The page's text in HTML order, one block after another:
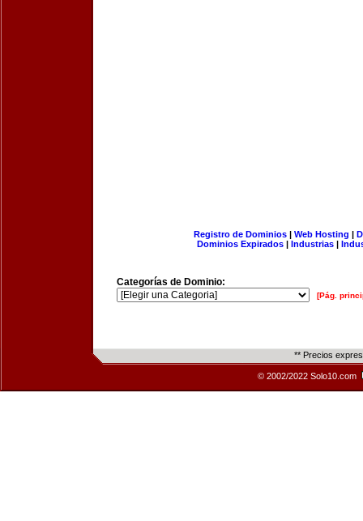
Registro de Dominios| Web Hosting |
Dominios Expirados | Industrias |
Categorías de Dominio:
[Pág.
** Precios
© 2002/2022 Solo10.com